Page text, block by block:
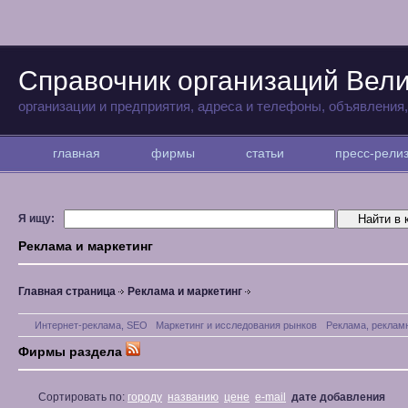
Справочник организаций
организации и предприятия, адреса и телефоны,
главная фирмы статьи пресс-
Я ищу:
Реклама и маркетинг
Главная страница Реклама и маркетинг
Интернет-реклама, SEO Маркетинг и исследования рынков Реклама,
Фирмы раздела
Сортировать по: городу названию цене e-mail дате добавления